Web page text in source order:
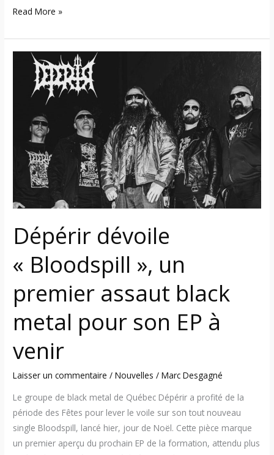
Read More »
Dépérir dévoile
« Bloodspill », un
premier assaut black
metal pour son EP à
venir
Laisser un commentaire /Nouvelles /Marc Desgagné
Le groupe de black metal de Québec Dépérir a profité de la
période des Fêtes pour lever le voile sur son tout nouveau
single Bloodspill, lancé hier, jour de Noël. Cette pièce marque
un premier aperçu du prochain EP de la formation, attendu plus
Dépérir
dévoile
« Bloodspill »,
premier
assaut
black
metal
pour
EP
à
venir